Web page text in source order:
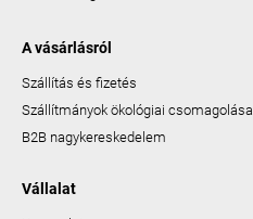
A vásárlásról
Szállítás és fizetés
Szállítmányok ökológiai csomagolása
B2B nagykereskedelem
Vállalat